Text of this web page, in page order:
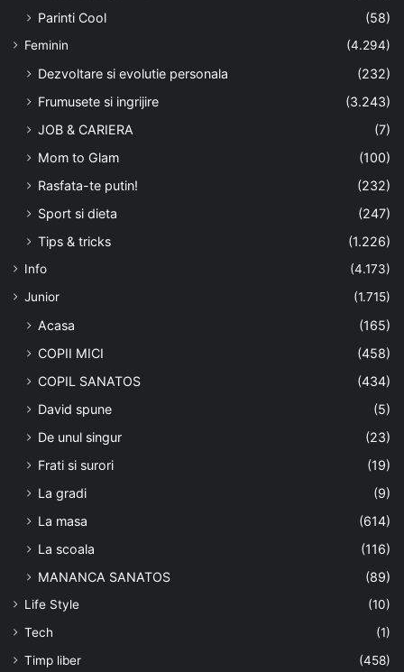
Parinti Cool
(58)
Feminin (4.294)
Dezvoltare si evolutie personala
(232)
Frumusete si ingrijire
(3.243)
JOB & CARIERA
(7)
Mom to Glam
(100)
Rasfata-te putin!
(232)
Sport si dieta
(247)
Tips & tricks
(1.226)
Info
(4.173)
Junior
(1.715)
Acasa
(165)
COPII MICI
(458)
COPIL SANATOS
(434)
David spune
(5)
De unul singur
(23)
Frati si surori
(19)
La gradi
(9)
La masa
(614)
La scoala
(116)
MANANCA SANATOS
(89)
Life Style
(10)
Tech
(1)
Timp liber
(458)